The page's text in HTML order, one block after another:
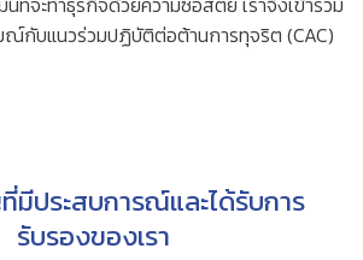
ณ์กับแนวร่วมปฏิบัติต่อต้านการทุจริต (CAC)
มีประสบการณ์และได้รับการ
รับรองของเรา